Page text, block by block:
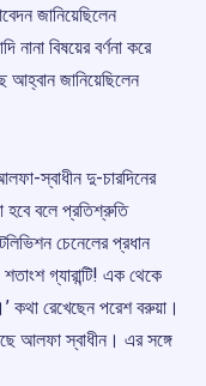
জানিয়েছিলেন
নানা বিষয়ের বর্ণনা করে
জানিয়েছিলেন
স্বাধীন দু-চারদিনের
বলে প্রতিশ্রুতি
চেনেলের প্রধান
গ্যারান্টি! এক থেকে
কথা রেখেছেন পরেশ বরুয়া।
আলফা স্বাধীন। এর সঙ্গে